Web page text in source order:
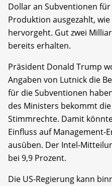
Dollar an Subventionen
Produktion ausgezahlt,
hervorgeht. Gut zwei
bereits erhalten.
Präsident Donald Trump
Angaben von Lutnick die
für die Subventionen
des Ministers bekommt
Stimmrechte. Damit
Einfluss auf Management-
ausüben. Der Intel-
bei 9,9 Prozent.
Die US-Regierung kann